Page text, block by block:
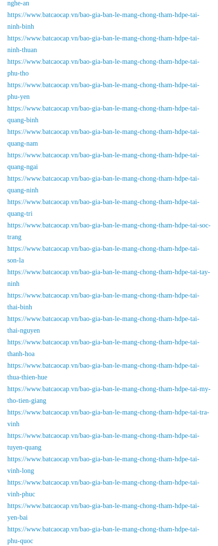
nghe-an
https://www.batcaocap.vn/bao-gia-ban-le-mang-chong-tham-hdpe-tai-
ninh-binh
https://www.batcaocap.vn/bao-gia-ban-le-mang-chong-tham-hdpe-tai-
ninh-thuan
https://www.batcaocap.vn/bao-gia-ban-le-mang-chong-tham-hdpe-tai-
phu-tho
https://www.batcaocap.vn/bao-gia-ban-le-mang-chong-tham-hdpe-tai-
phu-yen
https://www.batcaocap.vn/bao-gia-ban-le-mang-chong-tham-hdpe-tai-
quang-binh
https://www.batcaocap.vn/bao-gia-ban-le-mang-chong-tham-hdpe-tai-
quang-nam
https://www.batcaocap.vn/bao-gia-ban-le-mang-chong-tham-hdpe-tai-
quang-ngai
https://www.batcaocap.vn/bao-gia-ban-le-mang-chong-tham-hdpe-tai-
quang-ninh
https://www.batcaocap.vn/bao-gia-ban-le-mang-chong-tham-hdpe-tai-
quang-tri
https://www.batcaocap.vn/bao-gia-ban-le-mang-chong-tham-hdpe-tai-soc-
trang
https://www.batcaocap.vn/bao-gia-ban-le-mang-chong-tham-hdpe-tai-
son-la
https://www.batcaocap.vn/bao-gia-ban-le-mang-chong-tham-hdpe-tai-tay-
ninh
https://www.batcaocap.vn/bao-gia-ban-le-mang-chong-tham-hdpe-tai-
thai-binh
https://www.batcaocap.vn/bao-gia-ban-le-mang-chong-tham-hdpe-tai-
thai-nguyen
https://www.batcaocap.vn/bao-gia-ban-le-mang-chong-tham-hdpe-tai-
thanh-hoa
https://www.batcaocap.vn/bao-gia-ban-le-mang-chong-tham-hdpe-tai-
thua-thien-hue
https://www.batcaocap.vn/bao-gia-ban-le-mang-chong-tham-hdpe-tai-my-
tho-tien-giang
https://www.batcaocap.vn/bao-gia-ban-le-mang-chong-tham-hdpe-tai-tra-
vinh
https://www.batcaocap.vn/bao-gia-ban-le-mang-chong-tham-hdpe-tai-
tuyen-quang
https://www.batcaocap.vn/bao-gia-ban-le-mang-chong-tham-hdpe-tai-
vinh-long
https://www.batcaocap.vn/bao-gia-ban-le-mang-chong-tham-hdpe-tai-
vinh-phuc
https://www.batcaocap.vn/bao-gia-ban-le-mang-chong-tham-hdpe-tai-
yen-bai
https://www.batcaocap.vn/bao-gia-ban-le-mang-chong-tham-hdpe-tai-
phu-quoc